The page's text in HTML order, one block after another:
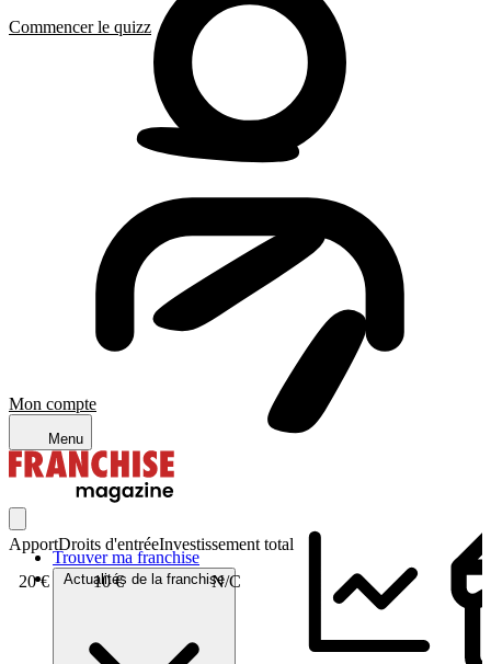
Mon compte
Menu
Trouver ma franchise
Actualités de la franchise
Commencer le quizz
Apport
20 €
Droits d'entrée
10 €
Investissement total
N/C